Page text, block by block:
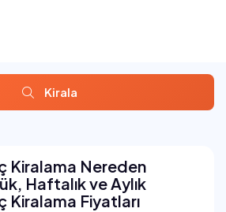
Kirala
Kiralama Nereden
Haftalık ve Aylık
Kiralama Fiyatları